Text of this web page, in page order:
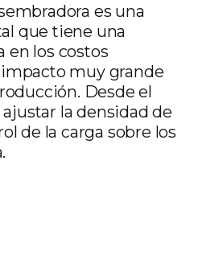
es una
que tiene una
en los costos
muy grande
Desde el
la densidad de
de la carga sobre los